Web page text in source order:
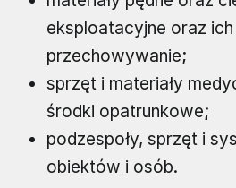
eksploatacyjne oraz
przechowywanie;
sprzęt i materiały
środki opatrunkowe;
podzespoły, sprzęt i
obiektów i osób.